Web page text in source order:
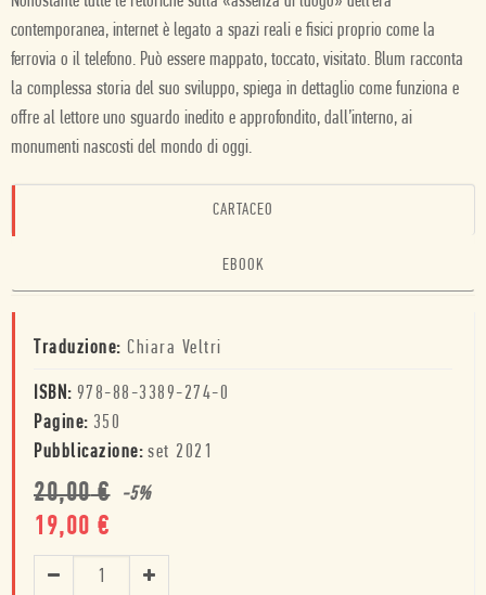
contemporanea, internet è legato a spazi reali e fisici proprio come la
ferrovia o il telefono. Può essere mappato, toccato, visitato. Blum racconta
la complessa storia del suo sviluppo, spiega in dettaglio come funziona e
offre al lettore uno sguardo inedito e approfondito, dall’interno, ai
monumenti nascosti del mondo di oggi.
CARTACEO
EBOOK
Traduzione: Chiara Veltri
ISBN: 978-88-3389-274-0
Pagine: 350
Pubblicazione: set 2021
20,00€ -5%
19,00 €